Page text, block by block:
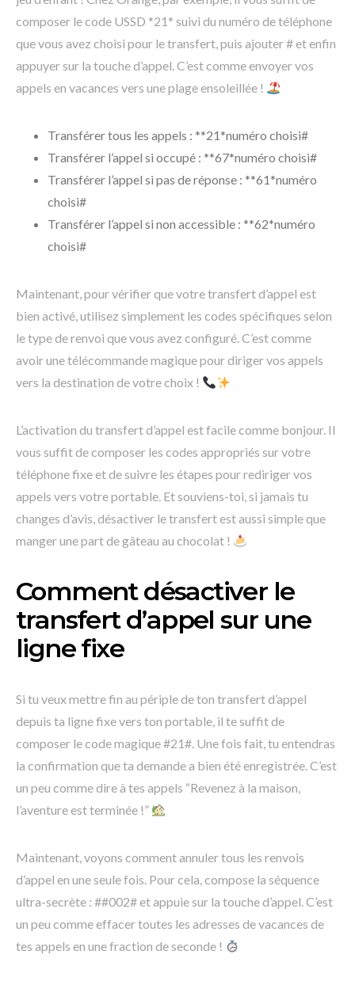
composer le code USSD *21* suivi du numéro de téléphone
que vous avez choisi pour le transfert, puis ajouter # et enfin
appuyer sur la touche d’appel. C’est comme envoyer vos
appels en vacances vers une plage ensoleillée !
Transférer tous les appels : **21*numéro choisi#
Transférer l’appel si occupé : **67*numéro choisi#
Transférer l’appel si pas de réponse : **61*numéro
choisi#
Transférer l’appel si non accessible : **62*numéro
choisi#
Maintenant, pour vérifier que votre transfert d’appel est
bien activé, utilisez simplement les codes spécifiques selon
le type de renvoi que vous avez configuré. C’est comme
avoir une télécommande magique pour diriger vos appels
vers la destination de votre choix !
L’activation du transfert d’appel est facile comme bonjour. Il
vous suffit de composer les codes appropriés sur votre
téléphone fixe et de suivre les étapes pour rediriger vos
appels vers votre portable. Et souviens-toi, si jamais tu
changes d’avis, désactiver le transfert est aussi simple que
manger une part de gâteau au chocolat !
Comment désactiver le
transfert d’appel sur une
ligne fixe
Si tu veux mettre fin au périple de ton transfert d’appel
depuis ta ligne fixe vers ton portable, il te suffit de
composer le code magique #21#. Une fois fait, tu entendras
la confirmation que ta demande a bien été enregistrée. C’est
un peu comme dire à tes appels “Revenez à la maison,
l’aventure est terminée !”
Maintenant, voyons comment annuler tous les renvois
d’appel en une seule fois. Pour cela, compose la séquence
ultra-secrète : ##002# et appuie sur la touche d’appel. C’est
un peu comme effacer toutes les adresses de vacances de
tes appels en une fraction de seconde !